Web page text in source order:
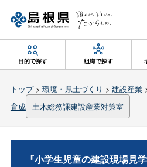
目的で探す 組織で探す
トップ> 環境・県土づくり > 建設産業
育成 土木総務課建設産業対策室
『小学生児童の建設現場見学